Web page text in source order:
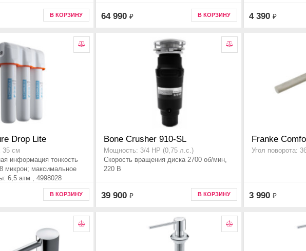
В КОРЗИНУ 64 990 ₽ В КОРЗИНУ 4 390 ₽
Drop Lite
35 см
информация тонкость
микрон; максимальное
6,5 атм , 4998028
В КОРЗИНУ
Bone Crusher 910-SL
Мощность: 3/4 HP (0,75 л.с.)
Скорость вращения диска 2700 об/мин,
220 В
39 900 ₽ В КОРЗИНУ
Franke
Угол поворота:
3 990 ₽